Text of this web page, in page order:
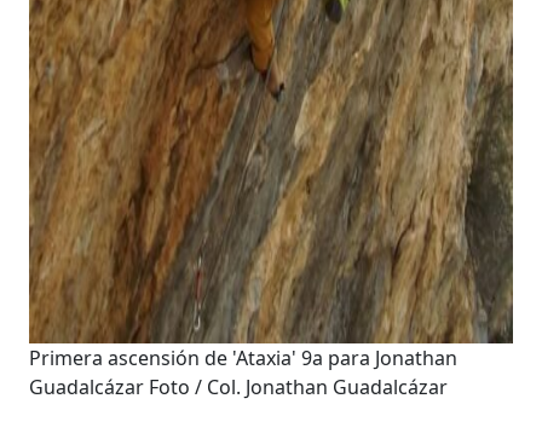
Primera ascensión de 'Ataxia' 9a para Jonathan
Guadalcázar Foto / Col. Jonathan Guadalcázar